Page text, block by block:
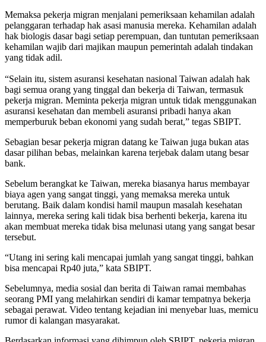
Memaksa pekerja migran menjalani pemeriksaan kehamilan adalah
pelanggaran terhadap hak asasi manusia mereka. Kehamilan adalah
hak biologis dasar bagi setiap perempuan, dan tuntutan pemeriksaan
kehamilan wajib dari majikan maupun pemerintah adalah tindakan
yang tidak adil.
“Selain itu, sistem asuransi kesehatan nasional Taiwan adalah hak
bagi semua orang yang tinggal dan bekerja di Taiwan, termasuk
pekerja migran. Meminta pekerja migran untuk tidak menggunakan
asuransi kesehatan dan membeli asuransi pribadi hanya akan
memperburuk beban ekonomi yang sudah berat,” tegas SBIPT.
Sebagian besar pekerja migran datang ke Taiwan juga bukan atas
dasar pilihan bebas, melainkan karena terjebak dalam utang besar
bank.
Sebelum berangkat ke Taiwan, mereka biasanya harus membayar
biaya agen yang sangat tinggi, yang memaksa mereka untuk
berutang. Baik dalam kondisi hamil maupun masalah kesehatan
lainnya, mereka sering kali tidak bisa berhenti bekerja, karena itu
akan membuat mereka tidak bisa melunasi utang yang sangat besar
tersebut.
“Utang ini sering kali mencapai jumlah yang sangat tinggi, bahkan
bisa mencapai Rp40 juta,” kata SBIPT.
Sebelumnya, media sosial dan berita di Taiwan ramai membahas
seorang PMI yang melahirkan sendiri di kamar tempatnya bekerja
sebagai perawat. Video tentang kejadian ini menyebar luas, memicu
rumor di kalangan masyarakat.